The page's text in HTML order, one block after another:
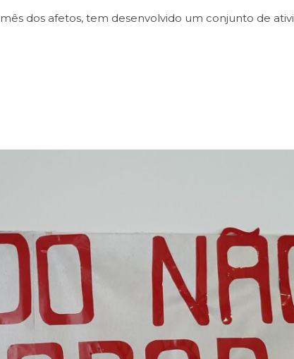
dos afetos, tem desenvolvido um conjunto de